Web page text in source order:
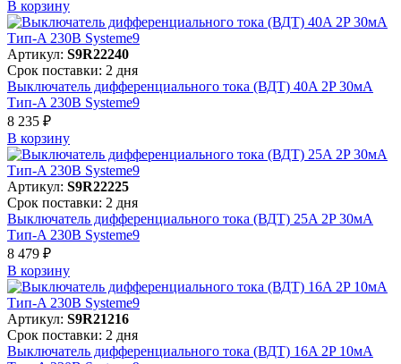
В корзинy
Артикул: S9R22240
Срок поставки: 2 дня
Выключатель дифференциального тока (ВДТ) 40A 2P 30мА
Тип-A 230В Systeme9
8 235 ₽
В корзинy
Артикул: S9R22225
Срок поставки: 2 дня
Выключатель дифференциального тока (ВДТ) 25A 2P 30мА
Тип-A 230В Systeme9
8 479 ₽
В корзинy
Артикул: S9R21216
Срок поставки: 2 дня
Выключатель дифференциального тока (ВДТ) 16A 2P 10мА